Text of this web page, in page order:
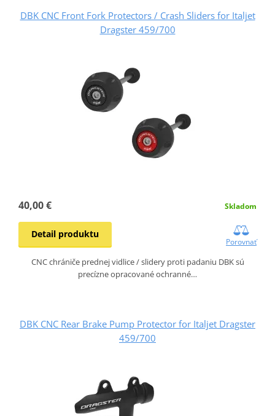
DBK CNC Front Fork Protectors / Crash Sliders for Italjet
Dragster 459/700
40,00 € Skladom
Detail produktu
Porovnať
CNC chrániče prednej vidlice / slidery proti padaniu DBK sú
precízne opracované ochranné…
DBK CNC Rear Brake Pump Protector for Italjet Dragster
459/700